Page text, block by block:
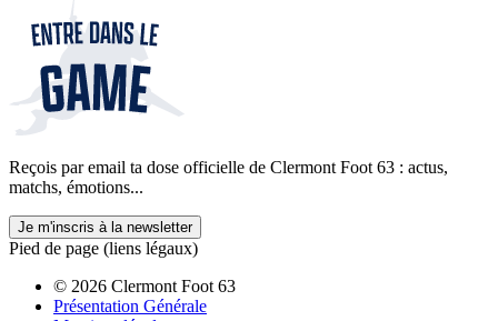
Reçois par email ta dose officielle de Clermont Foot 63 : actus,
matchs, émotions...
Je m'inscris à la newsletter
Pied de page (liens légaux)
© 2026 Clermont Foot 63
Présentation Générale